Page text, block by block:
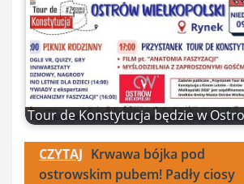
Tour de Konstytucja będzie w
CZYTAJ Krwawa bójka pod
ostrowskim pubem! Padły ciosy